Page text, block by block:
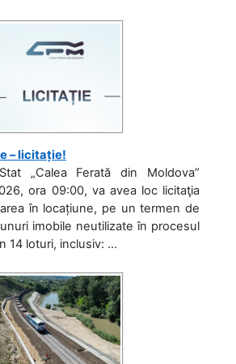
– licitație!
„Calea Ferată din Moldova”
ora 09:00, va avea loc licitaţia
în locațiune, pe un termen de
imobile neutilizate în procesul
14 loturi, inclusiv: ...